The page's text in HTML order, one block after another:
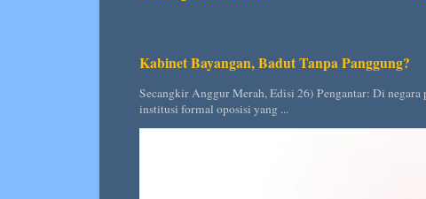
Kabinet Bayangan, Badut Tanpa Panggung?
Secangkir Anggur Merah, Edisi 26) Pengantar: Di
institusi formal oposisi yang ...